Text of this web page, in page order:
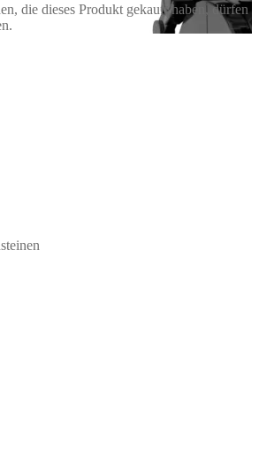
die dieses Produkt gekauft haben, dürfen